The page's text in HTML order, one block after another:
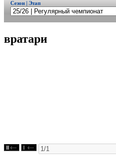
Сезон | Этап
вратари